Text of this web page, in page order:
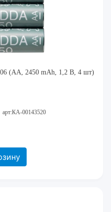
(AA, 2450 mAh, 1,2 В, 4 шт)
арт:КА-00143520